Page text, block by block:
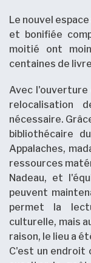
Le nouvel
et bonifiée
moitié ont
centaines de
Avec l'ouverture
relocalisation
nécessaire.
bibliothécaire
Appalaches,
ressources
Nadeau, et
peuvent
permet la
culturelle, mais
raison, le lieu a
C'est un endroit